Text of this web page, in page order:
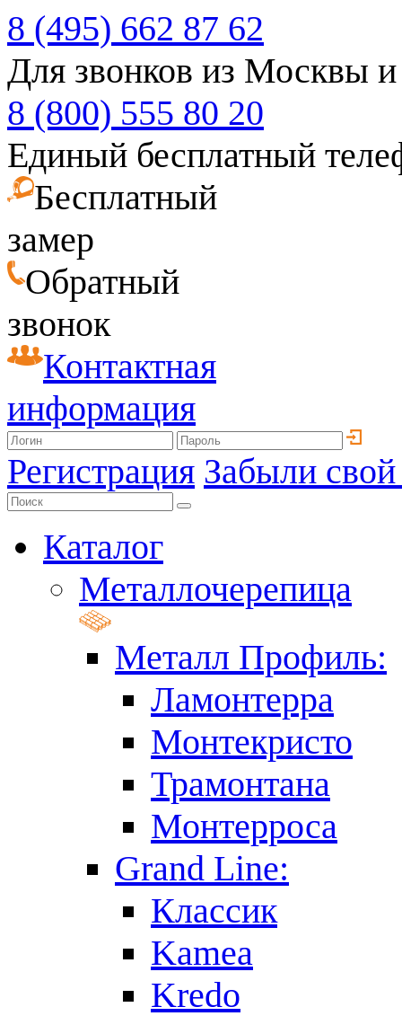
8 (495) 662 87 62
Для звонков из Москвы
8 (800) 555 80 20
Единый бесплатный
Бесплатный
замер
Обратный
звонок
Контактная
информация
Регистрация Забыли
Каталог
Металлочерепица
Металл Профиль:
Ламонтерра
Монтекристо
Трамонтана
Монтерроса
Grand Line:
Классик
Kamea
Kredo